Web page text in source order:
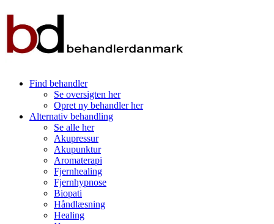
Find behandler
Se oversigten her
Opret ny behandler her
Alternativ behandling
Se alle her
Akupressur
Akupunktur
Aromaterapi
Fjernhealing
Fjernhypnose
Biopati
Håndlæsning
Healing